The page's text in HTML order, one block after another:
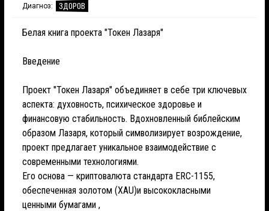
Диагноз: ЗДОРОВ
Белая книга проекта "Токен Лазаря"
Введение
Проект "Токен Лазаря" объединяет в себе три ключевых
аспекта: духовность, психическое здоровье и
финансовую стабильность. Вдохновленный библейским
образом Лазаря, который символизирует возрождение,
проект предлагает уникальное взаимодействие с
современными технологиями.
Его основа — криптовалюта стандарта ERC-1155,
обеспеченная золотом (XAU)и высококласными
ценными бумагами ,